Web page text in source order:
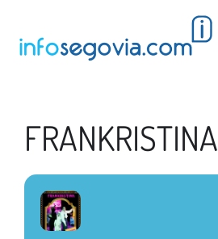
FRANKRISTINA